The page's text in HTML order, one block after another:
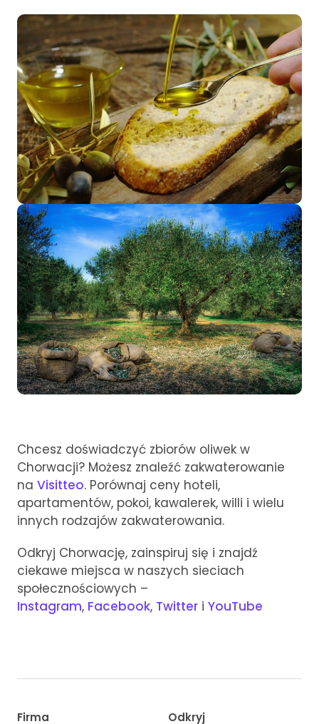
Chcesz doświadczyć zbiorów oliwek w
Chorwacji? Możesz znaleźć zakwaterowanie
na Visitteo. Porównaj ceny hoteli,
apartamentów, pokoi, kawalerek, willi i wielu
innych rodzajów zakwaterowania.
Odkryj Chorwację, zainspiruj się i znajdź
ciekawe miejsca w naszych sieciach
społecznościowych –
Instagram, Facebook, Twitter i YouTube
Firma Odkryj